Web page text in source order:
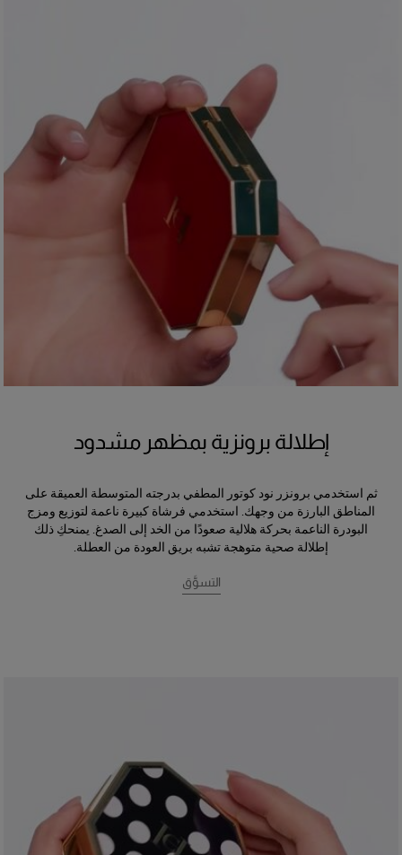
إطلالة برونزية بمظهر مشدود
ثم استخدمي برونزر نود كوتور المطفي بدرجته المتوسطة العميقة على
المناطق البارزة من وجهك. استخدمي فرشاة كبيرة ناعمة لتوزيع ومزج
البودرة الناعمة بحركة هلالية صعودًا من الخد إلى الصدغ. يمنحكِ ذلك
إطلالة صحية متوهجة تشبه بريق العودة من العطلة.
التسوَّق